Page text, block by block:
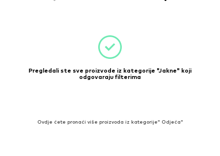
Pregledali ste sve proizvode iz kategorije "Jakne" koji
odgovaraju filterima
Ovdje ćete pronaći više proizvoda iz kategorije" Odjeća"